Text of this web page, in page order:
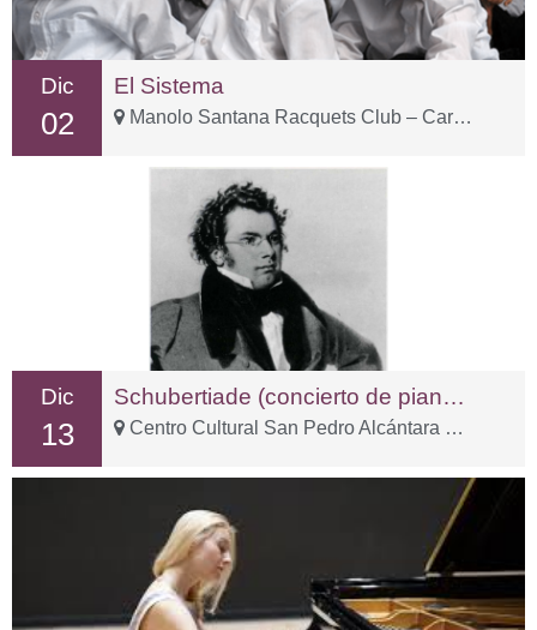
Dic
02
El Sistema
Manolo Santana Racquets Club – Carr. Istán, km 2
Dic
13
Schubertiade (concierto de piano a cuatro manos)
Centro Cultural San Pedro Alcántara – C. Sp Tolox, 3